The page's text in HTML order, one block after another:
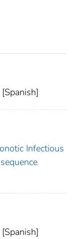
Infectious